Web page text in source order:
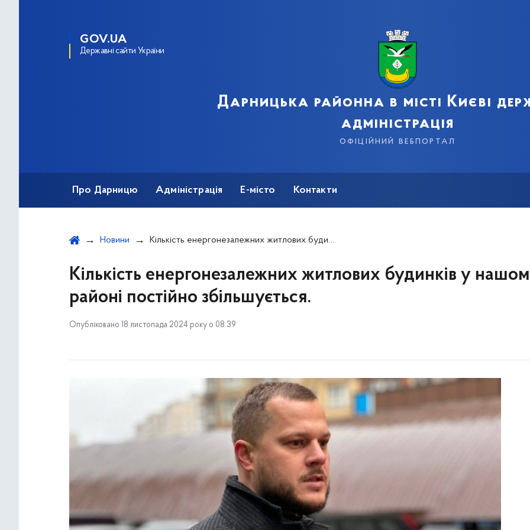
GOV.UA
Державні сайти України
Дарницька районна в місті Києві
адміністрація
офіційний вебпортал
Про Дарницю Адміністрація Е-місто Контакти
Новини Кількість енергонезалежних житлових будинків у нашому районі постійно збільшується.
Кількість енергонезалежних житлових будинків у
районі постійно збільшується.
Опубліковано 18 листопада 2024 року о 08:39